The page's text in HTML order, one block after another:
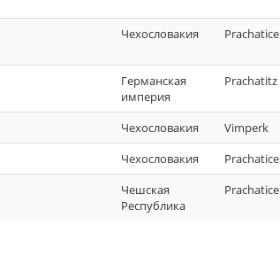
Чехословакия Prachatice
Германская
империя
Prachatitz
Чехословакия Vimperk
Чехословакия Prachatice
Чешская
Республика
Prachatice